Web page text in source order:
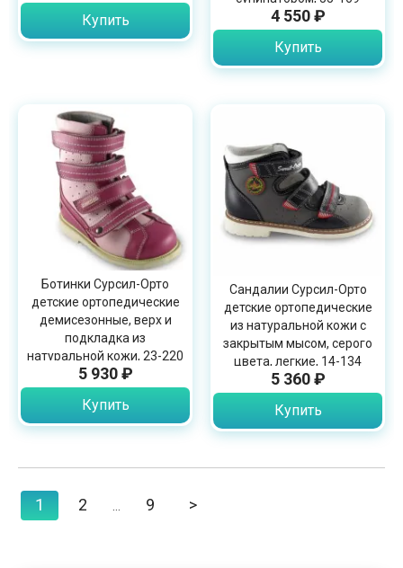
Купить 4 550 ₽
Купить
Ботинки Сурсил-Орто
детские ортопедические
демисезонные, верх и
подкладка из
натуральной кожи, 23-220
5 930 ₽
Купить
Сандалии Сурсил-Орто
детские ортопедические
из натуральной кожи с
закрытым мысом, серого
цвета, легкие, 14-134
5 360 ₽
Купить
1 2 ... 9 >